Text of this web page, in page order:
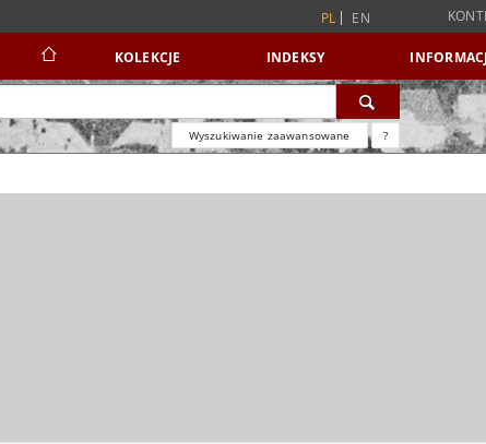
PL EN
KOLEKCJE INDEKSY
Wyszukiwanie zaawansowane ?